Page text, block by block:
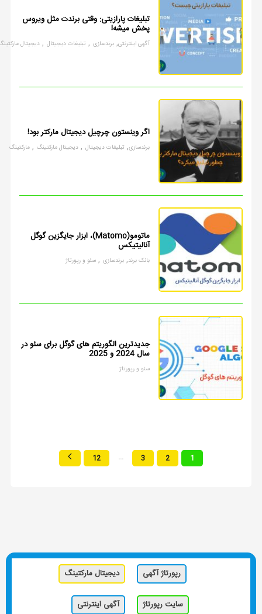
تبلیغات پارازیتی: وقتی برندت مثل ویروس
پخش میشه!
آگهی اینترنتی ,برندسازی ,تبلیغات دیجیتال ,دیجیتال مارکتینگ ,مارکتینگ
اگر وینستون چرچیل دیجیتال مارکتر بود!
برندسازی, تبلیغات دیجیتال ,دیجیتال مارکتینگ ,مارکتینگ
ماتومو(Matomo)، ابزار جایگزین گوگل
آنالیتیکس
بانک برند, برندسازی ,سئو و رپورتاژ
جدیدترین الگوریتم های گوگل برای سئو در
سال 2024 و 2025
سئو و رپورتاژ
رپورتاژ آگهی دیجیتال مارکتینگ
سایت رپورتاژ آگهی اینترنتی